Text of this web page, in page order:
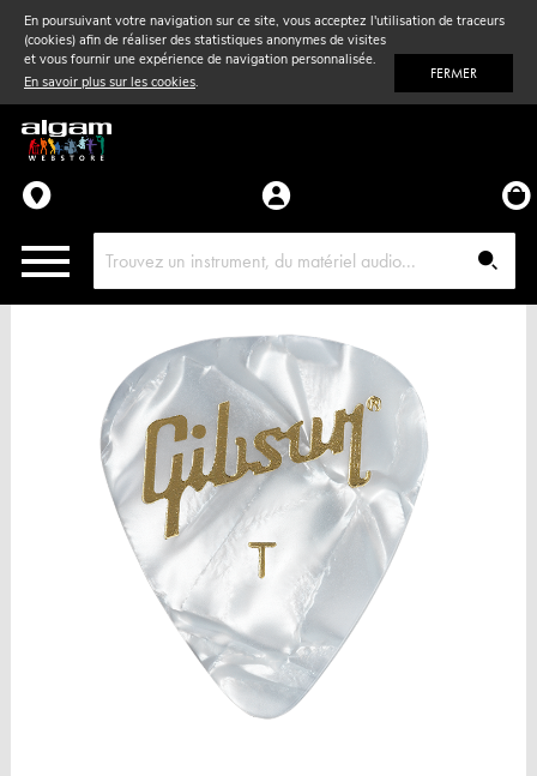
En poursuivant votre navigation sur ce site, vous acceptez l'utilisation de traceurs
(cookies) afin de réaliser des statistiques anonymes de visites
et vous fournir une expérience de navigation personnalisée.
En savoir plus sur les cookies. FERMER
Vent& Violon
Accessoires
Pièces détachées